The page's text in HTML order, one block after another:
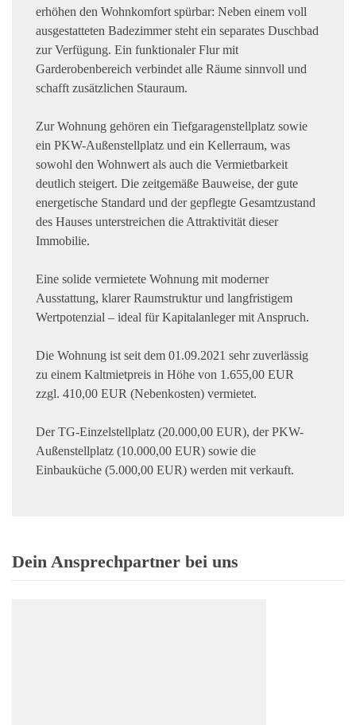
erhöhen den Wohnkomfort spürbar: Neben einem voll
ausgestatteten Badezimmer steht ein separates Duschbad
zur Verfügung. Ein funktionaler Flur mit
Garderobenbereich verbindet alle Räume sinnvoll und
schafft zusätzlichen Stauraum.
Zur Wohnung gehören ein Tiefgaragenstellplatz sowie
ein PKW-Außenstellplatz und ein Kellerraum, was
sowohl den Wohnwert als auch die Vermietbarkeit
deutlich steigert. Die zeitgemäße Bauweise, der gute
energetische Standard und der gepflegte Gesamtzustand
des Hauses unterstreichen die Attraktivität dieser
Immobilie.
Eine solide vermietete Wohnung mit moderner
Ausstattung, klarer Raumstruktur und langfristigem
Wertpotenzial – ideal für Kapitalanleger mit Anspruch.
Die Wohnung ist seit dem 01.09.2021 sehr zuverlässig
zu einem Kaltmietpreis in Höhe von 1.655,00 EUR
zzgl. 410,00 EUR (Nebenkosten) vermietet.
Der TG-Einzelstellplatz (20.000,00 EUR), der PKW-
Außenstellplatz (10.000,00 EUR) sowie die
Einbauküche (5.000,00 EUR) werden mit verkauft.
Dein Ansprechpartner bei uns